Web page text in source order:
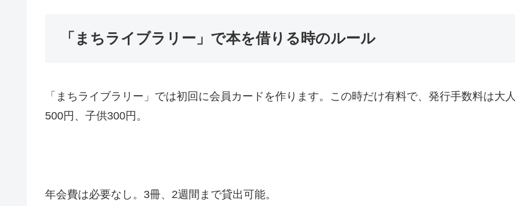
「まちライブラリー」で本を借りる時のルール
「まちライブラリー」では初回に会員カードを作ります。この時だけ有料で、発行手数料は大人
500円、子供300円。
年会費は必要なし。3冊、2週間まで貸出可能。